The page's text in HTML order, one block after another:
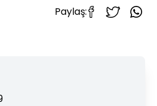
Paylaş: